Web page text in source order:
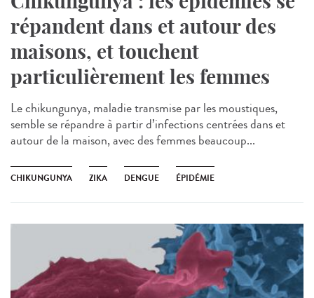
répandent dans et autour des
maisons, et touchent
particulièrement les femmes
Le chikungunya, maladie transmise par les moustiques,
semble se répandre à partir d’infections centrées dans et
autour de la maison, avec des femmes beaucoup...
CHIKUNGUNYA ZIKA DENGUE ÉPIDÉMIE